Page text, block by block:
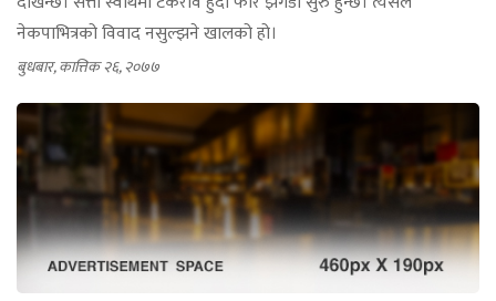
नेकपाभित्रको विवाद नसुल्झने खालको हो।
बुधबार, कात्तिक २६, २०७७